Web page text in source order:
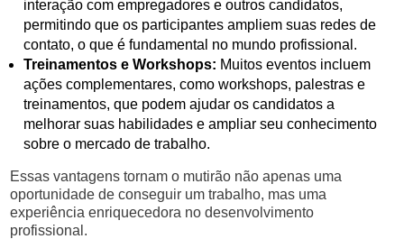
interação com empregadores e outros candidatos,
permitindo que os participantes ampliem suas redes de
contato, o que é fundamental no mundo profissional.
Treinamentos e Workshops: Muitos eventos incluem
ações complementares, como workshops, palestras e
treinamentos, que podem ajudar os candidatos a
melhorar suas habilidades e ampliar seu conhecimento
sobre o mercado de trabalho.
Essas vantagens tornam o mutirão não apenas uma
oportunidade de conseguir um trabalho, mas uma
experiência enriquecedora no desenvolvimento
profissional.